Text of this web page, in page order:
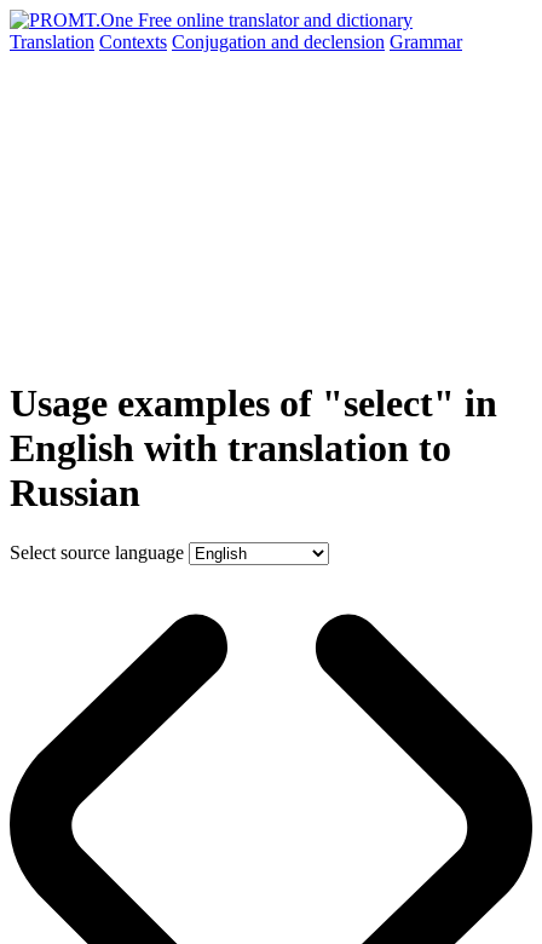
Translation Contexts Conjugation and declension Grammar
Usage examples of "select" in
English with translation to
Russian
Select source language